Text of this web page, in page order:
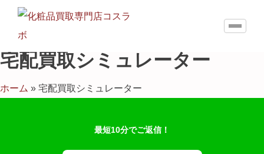
宅配買取シミュレーター
ホーム » 宅配買取シミュレーター
最短10分でご返信！